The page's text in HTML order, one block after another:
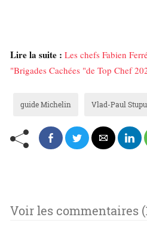
Lire la suite : Les chefs Fabien
"Brigades Cachées "de Top Chef
guide Michelin Vlad-Paul
Voir les commentaires